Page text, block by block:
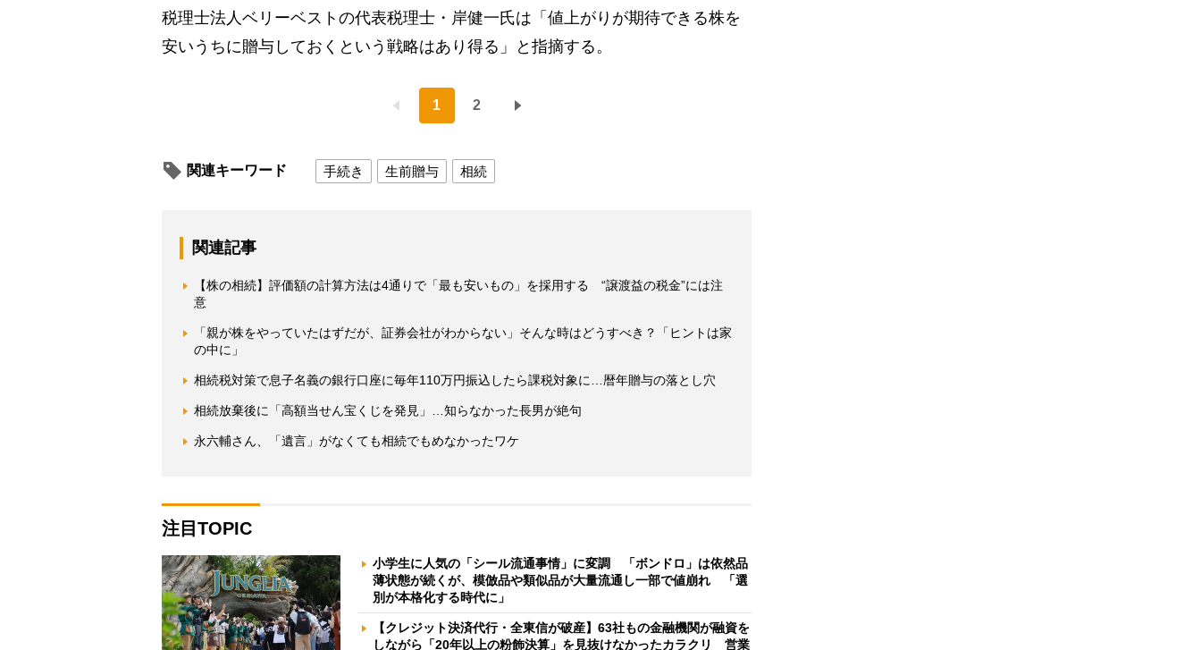
税理士法人ベリーベストの代表税理士・岸健一氏は「値上がりが期待できる株を
安いうちに贈与しておくという戦略はあり得る」と指摘する。
1 2
関連キーワード 手続き 生前贈与 相続
関連記事
【株の相続】評価額の計算方法は4通りで「最も安いもの」を採用する “譲渡益の税金”には注
意
「親が株をやっていたはずだが、証券会社がわからない」そんな時はどうすべき？「ヒントは家
の中に」
相続税対策で息子名義の銀行口座に毎年110万円振込したら課税対象に…暦年贈与の落とし穴
相続放棄後に「高額当せん宝くじを発見」…知らなかった長男が絶句
永六輔さん、「遺言」がなくても相続でもめなかったワケ
注目TOPIC
小学生に人気の「シール流通事情」に変調 「ボンドロ」は依然品
薄状態が続くが、模倣品や類似品が大量流通し一部で値崩れ 「選
別が本格化する時代に」
【クレジット決済代行・全東信が破産】63社もの金融機関が融資を
しながら「20年以上の粉飾決算」を見抜けなかったカラクリ 営業